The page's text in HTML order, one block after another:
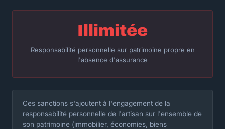
Illimitée
Responsabilité personnelle sur patrimoine propre en
l'absence d'assurance
Ces sanctions s'ajoutent à l'engagement de la
responsabilité personnelle de l'artisan sur l'ensemble de
son patrimoine (immobilier, économies, biens